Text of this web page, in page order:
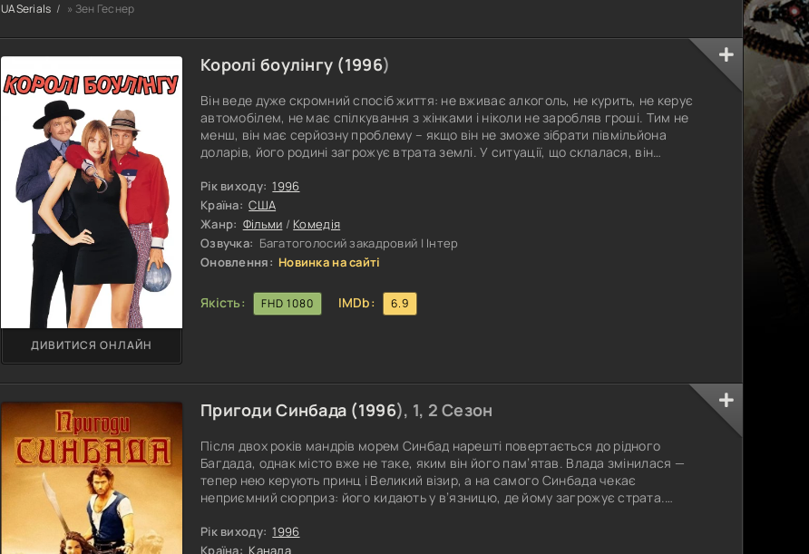
UASerials » Зен Геснер
Королі боулінгу (1996)
Він веде дуже скромний спосіб життя: не вживає алкоголь, не курить, не керує
автомобілем, не має спілкування з жінками і ніколи не заробляв гроші. Тим не
менш, він має серйозну проблему – якщо він не зможе зібрати півмільйона
доларів, його родині загрожує втрата землі. У ситуації, що склалася, він
на чемпіонат світу з боулінгу. Це шанс, який може змінити його долю та
допомогти врятувати його родину від фінансового краху.
Рік виходу: 1996
Країна: США
Жанр: Фільми / Комедія
Озвучка: Багатоголосий закадровий | Інтер
Оновлення: Новинка на сайті
Якість: FHD 1080 IMDb: 6.9
ДИВИТИСЯ ОНЛАЙН
Пригоди Синбада (1996), 1, 2 Сезон
Після двох років мандрів морем Синбад нарешті повертається до рідного
Багдада, однак місто вже не таке, яким він його пам’ятав. Влада змінилася —
тепер нею керують принц і Великий візир, а на самого Синбада чекає
неприємний сюрприз: його кидають у в’язницю, де йому загрожує страта.
викрадення принцеси Адени. Її забрав таємничий Турок, і лише Синбаду відоме
місце, де його можна знайти. Отримавши шанс уникнути страти, Синбад
Рік виходу: 1996
Країна: Канада